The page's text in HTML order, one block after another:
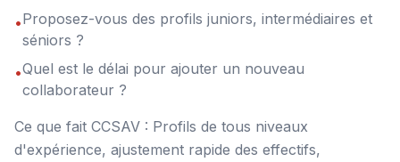
•Proposez-vous des profils juniors, intermédiaires et
séniors ?
•Quel est le délai pour ajouter un nouveau
collaborateur ?
Ce que fait CCSAV : Profils de tous niveaux
d'expérience, ajustement rapide des effectifs,